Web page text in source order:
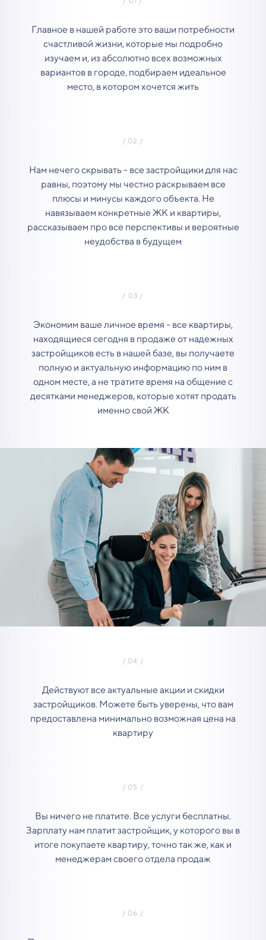
Главное в нашей работе это ваши потребности
счастливой жизни, которые мы подробно
изучаем и, из абсолютно всех возможных
вариантов в городе, подбираем идеальное
место, в котором хочется жить
Нам нечего скрывать - все застройщики для нас
равны, поэтому мы честно раскрываем все
плюсы и минусы каждого объекта. Не
навязываем конкретные ЖК и квартиры,
рассказываем про все перспективы и вероятные
неудобства в будущем
Экономим ваше личное время - все квартиры,
находящиеся сегодня в продаже от надежных
застройщиков есть в нашей базе, вы получаете
полную и актуальную информацию по ним в
одном месте, а не тратите время на общение с
десятками менеджеров, которые хотят продать
именно свой ЖК
Действуют все актуальные акции и скидки
застройщиков. Можете быть уверены, что вам
предоставлена минимально возможная цена на
квартиру
Вы ничего не платите. Все услуги бесплатны.
Зарплату нам платит застройщик, у которого вы в
итоге покупаете квартиру, точно так же, как и
менеджерам своего отдела продаж